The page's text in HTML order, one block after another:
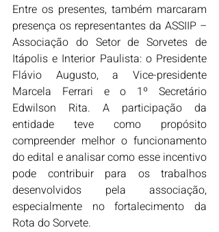
Entre os presentes, também marcaram
presença os representantes da ASSIIP –
Associação do Setor de Sorvetes de
Itápolis e Interior Paulista: o Presidente
Flávio Augusto, a Vice-presidente
Marcela Ferrari e o 1º Secretário
Edwilson Rita. A participação da
entidade teve como propósito
compreender melhor o funcionamento
do edital e analisar como esse incentivo
pode contribuir para os trabalhos
desenvolvidos pela associação,
especialmente no fortalecimento da
Rota do Sorvete.